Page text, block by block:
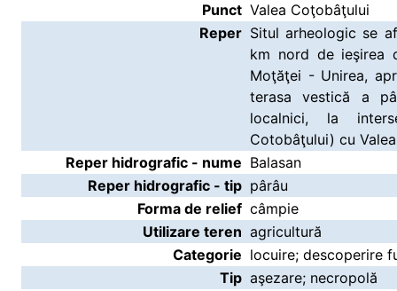
Punct Valea Coţobâţului
Reper Situl arheologic se
km nord de ieşirea
Moţăţei - Unirea,
terasa vestică a
localnici, la
Cotobâţului) cu
Reper hidrografic - nume Balasan
Reper hidrografic - tip pârâu
Forma de relief câmpie
Utilizare teren agricultură
Categorie locuire; descoperire
Tip aşezare; necropolă